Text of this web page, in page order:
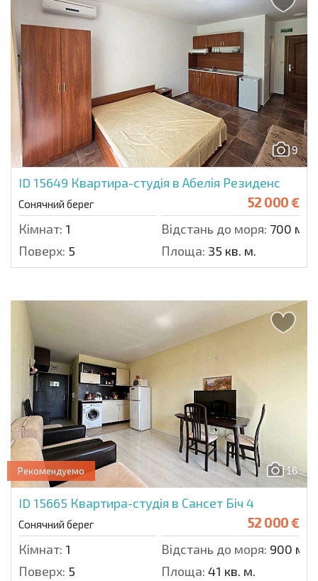
9
ID 15649 Квартира-студія в Абелія Резиденс
Сонячний берег 52 000 €
Кімнат: 1 Відстань до моря: 700 м.
Поверх: 5 Площа: 35 кв. м.
16
Рекомендуемо
ID 15665 Квартира-студія в Сансет Біч 4
Сонячний берег 52 000 €
Кімнат: 1 Відстань до моря: 900 м.
Поверх: 5 Площа: 41 кв. м.